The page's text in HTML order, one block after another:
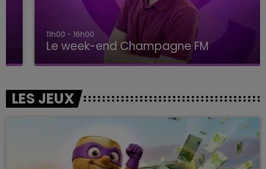
11h00 - 16h00
Le week-end Champagne FM
LES JEUX